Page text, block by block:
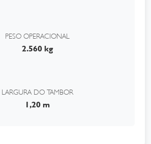
PESO OPERACIONAL
2.560 kg
LARGURA DO TAMBOR
1,20 m